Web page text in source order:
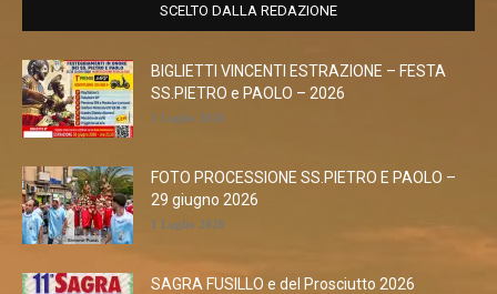
SCELTO DALLA REDAZIONE
BIGLIETTI VINCENTI ESTRAZIONE – FESTA
SS.PIETRO e PAOLO – 2026
1 Luglio 2026
FOTO PROCESSIONE SS.PIETRO E PAOLO –
29 giugno 2026
1 Luglio 2026
SAGRA FUSILLO e del Prosciutto 2026